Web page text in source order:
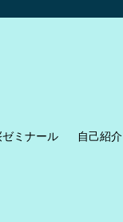
ゼミナール 自己紹介